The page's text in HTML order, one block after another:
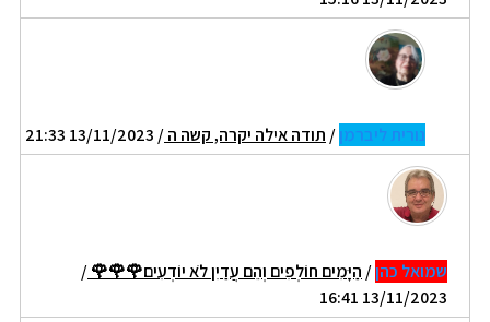
נורית ליברמן/ תודה אילה יקרה, קשה ה/ 13/11/2023 21:33
שמואל כהן/ הַיָּמִים חוֹלְפִים וְהֵם עֲדַיִן לֹא יוֹדְעִים🌹🌹🌹/
13/11/2023 16:41